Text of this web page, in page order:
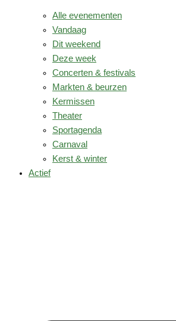
Alle evenementen
Vandaag
Dit weekend
Deze week
Concerten & festivals
Markten & beurzen
Kermissen
Theater
Sportagenda
Carnaval
Kerst & winter
Actief